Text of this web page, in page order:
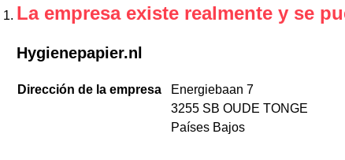
La empresa existe realmente y se
Hygienepapier.nl
Dirección de la empresa
Energiebaan 7
3255 SB OUDE TONGE
Países Bajos